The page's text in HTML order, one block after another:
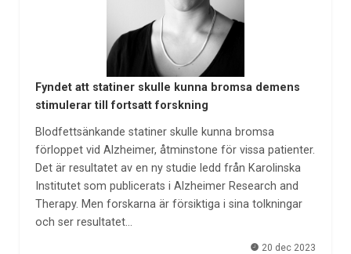
Fyndet att statiner skulle kunna bromsa demens
stimulerar till fortsatt forskning
Blodfettsänkande statiner skulle kunna bromsa
förloppet vid Alzheimer, åtminstone för vissa patienter.
Det är resultatet av en ny studie ledd från Karolinska
Institutet som publicerats i Alzheimer Research and
Therapy. Men forskarna är försiktiga i sina tolkningar
och ser resultatet…
20 dec 2023